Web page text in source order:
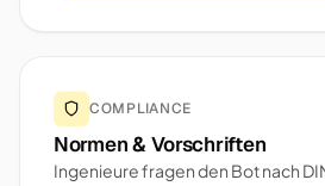
COMPLIANCE
Normen & Vorschriften
Ingenieure fragen den Bot nach